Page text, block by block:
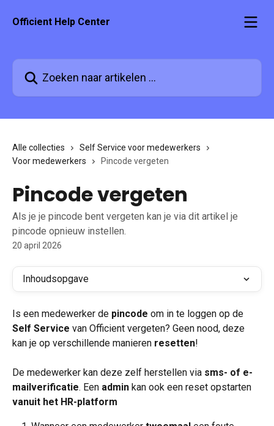
Officient Help Center
Zoeken naar artikelen ...
Alle collecties
Self Service voor medewerkers
Voor medewerkers
Pincode vergeten
Pincode vergeten
Als je je pincode bent vergeten kan je via dit artikel je
pincode opnieuw instellen.
20 april 2026
Inhoudsopgave
Is een medewerker de pincode om in te loggen op de
Self Service van Officient vergeten? Geen nood, deze
kan je op verschillende manieren resetten!
De medewerker kan deze zelf herstellen via sms- of e-
mailverificatie. Een admin kan ook een reset opstarten
vanuit het HR-platform